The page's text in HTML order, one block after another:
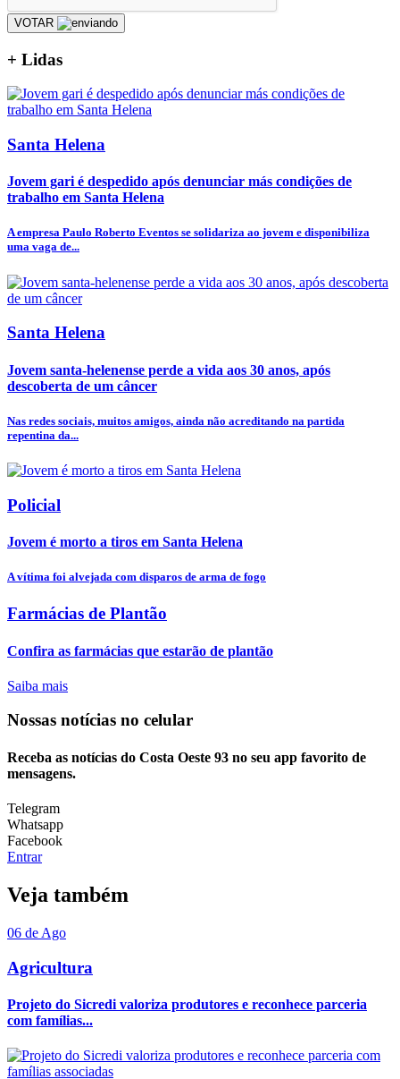
VOTAR
+ Lidas
Santa Helena
Jovem gari é despedido após denunciar más condições de
trabalho em Santa Helena
A empresa Paulo Roberto Eventos se solidariza ao jovem e disponibiliza
uma vaga de...
Santa Helena
Jovem santa-helenense perde a vida aos 30 anos, após
descoberta de um câncer
Nas redes sociais, muitos amigos, ainda não acreditando na partida
repentina da...
Policial
Jovem é morto a tiros em Santa Helena
A vítima foi alvejada com disparos de arma de fogo
Farmácias de Plantão
Confira as farmácias que estarão de plantão
Saiba mais
Nossas notícias no celular
Receba as notícias do Costa Oeste 93 no seu app favorito de
mensagens.
Telegram
Whatsapp
Facebook
Entrar
Veja também
06 de Ago
Agricultura
Projeto do Sicredi valoriza produtores e reconhece parceria
com famílias...